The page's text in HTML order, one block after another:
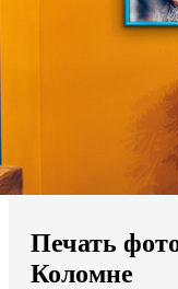
Мы доставляем по
Продолжить без
Печать
Коломне